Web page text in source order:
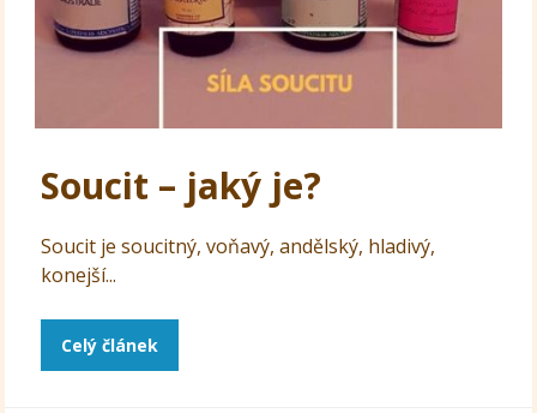
Soucit – jaký je?
Soucit je soucitný, voňavý, andělský, hladivý,
konejší...
Celý článek